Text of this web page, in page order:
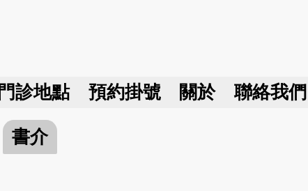
門診地點 預約掛號 關於 聯絡我們
書介